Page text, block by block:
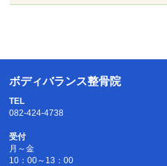
ボディバランス整骨院
TEL
082-424-4738
受付
月～金
10：00～13：00